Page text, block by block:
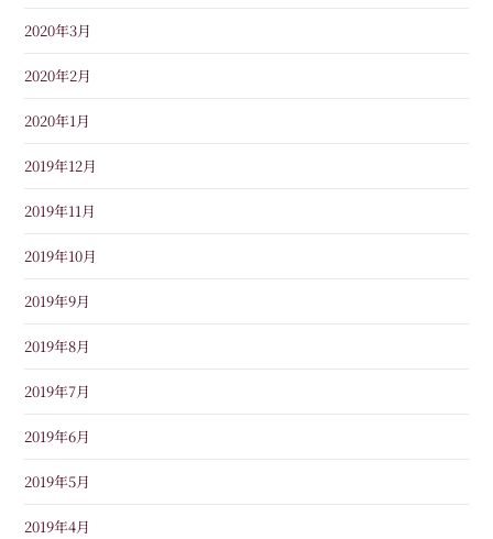
2020年3月
2020年2月
2020年1月
2019年12月
2019年11月
2019年10月
2019年9月
2019年8月
2019年7月
2019年6月
2019年5月
2019年4月